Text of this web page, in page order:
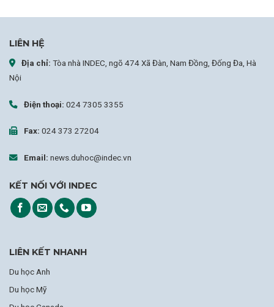
LIÊN HỆ
Địa chỉ: Tòa nhà INDEC, ngõ 474 Xã Đàn, Nam Đồng, Đống Đa, Hà
Nội
Điện thoại: 024 7305 3355
Fax: 024 373 27204
Email: news.duhoc@indec.vn
KẾT NỐI VỚI INDEC
LIÊN KẾT NHANH
Du học Anh
Du học Mỹ